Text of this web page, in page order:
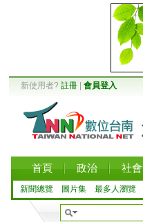
新使用者? 註冊 會員登入
首頁 政治 社會
新聞總覽 圖片集 最多人瀏覽